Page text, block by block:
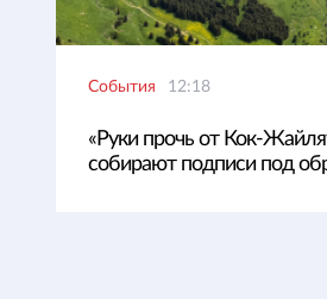
События 12:18
«Руки прочь от Кок-
собирают подписи под